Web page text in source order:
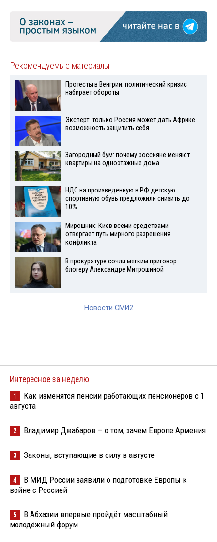
Рекомендуемые материалы
Протесты в Венгрии: политический кризис
набирает обороты
Эксперт: только Россия может дать Африке
возможность защитить себя
Загородный бум: почему россияне меняют
квартиры на одноэтажные дома
НДС на произведенную в РФ детскую
спортивную обувь предложили снизить до
10%
Мирошник: Киев всеми средствами
отвергает путь мирного разрешения
конфликта
В прокуратуре сочли мягким приговор
блогеру Александре Митрошиной
Новости СМИ2
Интересное за неделю
1
Как изменятся пенсии работающих пенсионеров с 1
августа
2 Владимир Джабаров — о том, зачем Европе Армения
3 Законы, вступающие в силу в августе
4
В МИД России заявили о подготовке Европы к
войне с Россией
5
В Абхазии впервые пройдёт масштабный
молодёжный форум